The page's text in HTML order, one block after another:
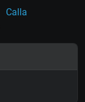
Calla